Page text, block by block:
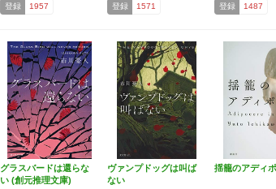
登録 1957 登録 1571 登録 1487
グラスバードは還らな
い (創元推理文庫)
ヴァンプドッグは叫ば
ない
揺籠のアディ